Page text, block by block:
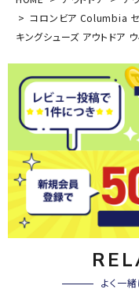
コロンビア Columbia セ
キングシューズ アウトドア
よく一